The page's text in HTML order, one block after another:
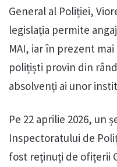
General al Poliției,
legislația permite
MAI, iar în prezent
polițiști provin din
absolvenți ai unor
Pe 22 aprilie 2026, un
Inspectoratului de
fost reținuți de ofițerii